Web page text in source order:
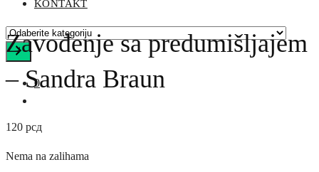
KONTAKT
Odaberite
kategoriju
0
Zavođenje sa predumišljajem
– Sandra Braun
120 рсд
Nema na zalihama